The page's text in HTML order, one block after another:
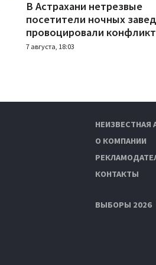
В Астрахани нетрезвые
посетители ночных
провоцировали
7 августа, 18:03
НЕИЗВЕСТНАЯ
О КОМПАНИИ
КОНТАКТЫ
ВЫБОРЫ 2026